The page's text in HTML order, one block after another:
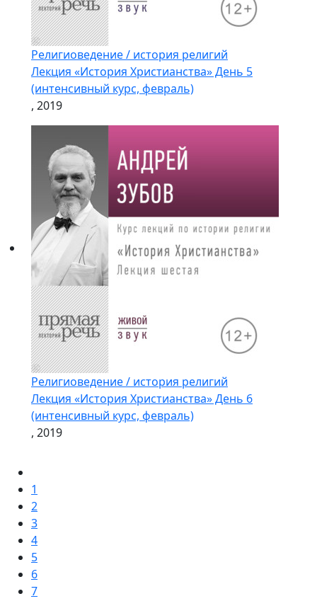
Религиоведение / история религий
Лекция «История Христианства» День 5
(интенсивный курс, февраль)
, 2019
Религиоведение / история религий
Лекция «История Христианства» День 6
(интенсивный курс, февраль)
, 2019
1
2
3
4
5
6
7